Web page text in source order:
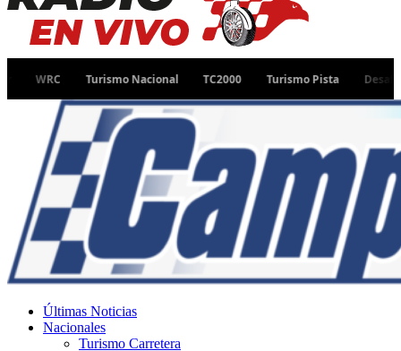
Turismo Nacional TC2000 Turismo Pista Desafío Ruta 40
Últimas Noticias
Nacionales
Turismo Carretera